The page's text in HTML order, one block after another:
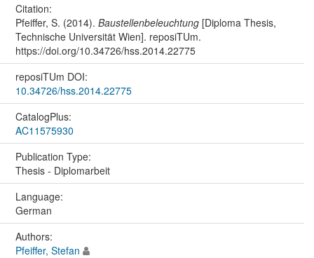
Citation:
Pfeiffer, S. (2014). Baustellenbeleuchtung[Diploma Thesis,
Technische Universität Wien]. reposiTUm.
https://doi.org/10.34726/hss.2014.22775
reposiTUm DOI:
10.34726/hss.2014.22775
CatalogPlus:
AC11575930
Publication Type:
Thesis - Diplomarbeit
Language:
German
Authors:
Pfeiffer, Stefan